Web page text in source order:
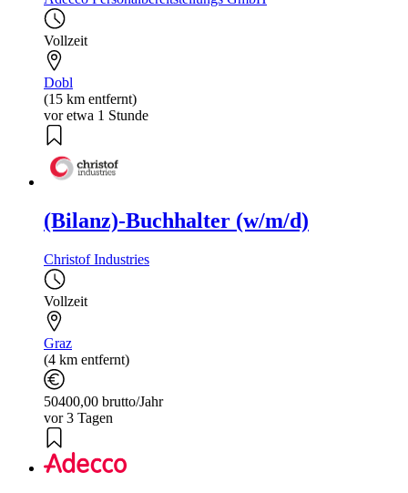
Vollzeit
Dobl
(15 km entfernt)
vor etwa 1 Stunde
(Bilanz)-Buchhalter (w/m/d)
Christof Industries
Vollzeit
Graz
(4 km entfernt)
50400,00 brutto/Jahr
vor 3 Tagen